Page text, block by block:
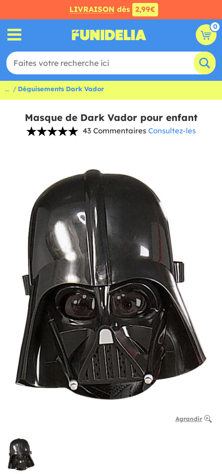
LIVRAISON dès 2,99€
0
... Déguisements Dark Vador
Masque de Dark Vador pour enfant
43 Commentaires Consultez-les
Agrandir